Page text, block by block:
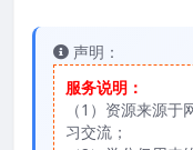
声明：
服务说明：
（1）资源来源
习交流；